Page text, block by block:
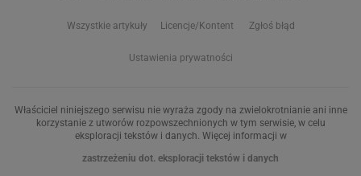
Wszystkie artykuły Licencje/Kontent Zgłoś błąd
Ustawienia prywatności
Właściciel niniejszego serwisu nie wyraża zgody na zwielokrotnianie ani inne
korzystanie z utworów rozpowszechnionych w tym serwisie, w celu
eksploracji tekstów i danych. Więcej informacji w
zastrzeżeniu dot. eksploracji tekstów i danych